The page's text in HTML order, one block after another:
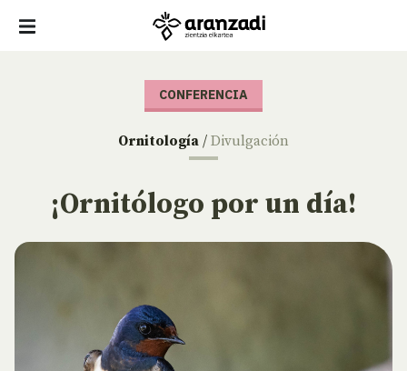
CONFERENCIA
Ornitología / Divulgación
¡Ornitólogo por un día!